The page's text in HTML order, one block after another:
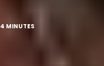
4 MINUTES